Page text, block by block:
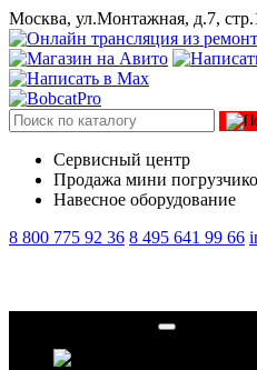
Москва, ул.Монтажная, д.7,
Сервисный центр
Продажа мини
Навесное оборудование
8 800 775 92 36 8 495 641 99 66